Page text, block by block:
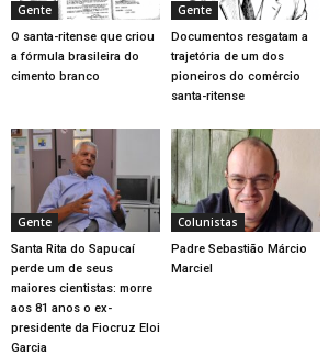
Gente
O santa-ritense que criou
a fórmula brasileira do
cimento branco
Gente
Documentos resgatam a
trajetória de um dos
pioneiros do comércio
santa-ritense
Gente
Santa Rita do Sapucaí
perde um de seus
maiores cientistas: morre
aos 81 anos o ex-
presidente da Fiocruz Eloi
Garcia
Colunistas
Padre Sebastião Márcio
Marciel